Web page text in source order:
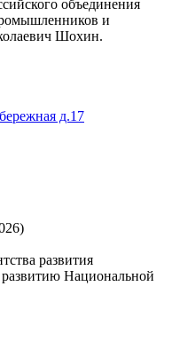
объединения
и
Шохин.
д.17
развития
развитию Национальной